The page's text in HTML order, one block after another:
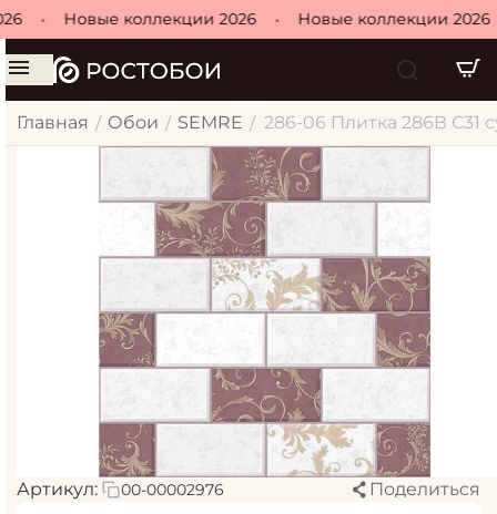
Новые коллекции 2026 Новые коллекции 2026
Главная / Обои / SEMRE / 286-06 Плитка 286В С31
Артикул: 00-00002976 Поделиться